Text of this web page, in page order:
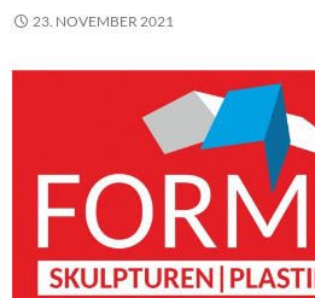
23. NOVEMBER 2021